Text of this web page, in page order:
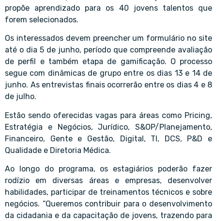
propõe aprendizado para os 40 jovens talentos que
forem selecionados.
Os interessados devem preencher um formulário no site
até o dia 5 de junho, período que compreende avaliação
de perfil e também etapa de gamificação. O processo
segue com dinâmicas de grupo entre os dias 13 e 14 de
junho. As entrevistas finais ocorrerão entre os dias 4 e 8
de julho.
Estão sendo oferecidas vagas para áreas como Pricing,
Estratégia e Negócios, Jurídico, S&OP/Planejamento,
Financeiro, Gente e Gestão, Digital, TI, DCS, P&D e
Qualidade e Diretoria Médica.
Ao longo do programa, os estagiários poderão fazer
rodízio em diversas áreas e empresas, desenvolver
habilidades, participar de treinamentos técnicos e sobre
negócios. “Queremos contribuir para o desenvolvimento
da cidadania e da capacitação de jovens, trazendo para